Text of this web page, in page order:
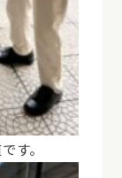
す。